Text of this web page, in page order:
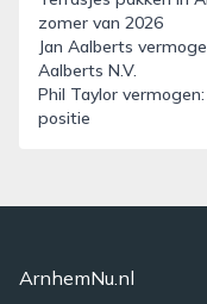
zomer van 2026
Jan Aalberts
Aalberts N.V.
Phil Taylor
positie
ArnhemNu.nl